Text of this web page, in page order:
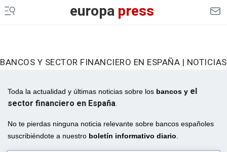
europapress
BANCOS Y SECTOR FINANCIERO EN ESPAÑA | NOTICIAS
Toda la actualidad y últimas noticias sobre los bancos y el
sector financiero en España.
No te pierdas ninguna noticia relevante sobre bancos españoles
suscribiéndote a nuestro boletín informativo diario